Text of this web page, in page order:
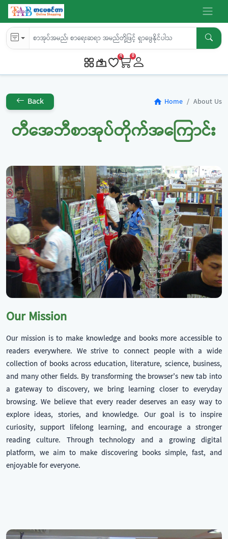
0 0
Back home Home About Us
တီအေဘီစာအုပ်တိုက်အကြောင်း
Our Mission
Our mission is to make knowledge and books more accessible to
readers everywhere. We strive to connect people with a wide
collection of books across education, literature, science, business,
and many other fields. By transforming the browser’s new tab into
a gateway to discovery, we bring learning closer to everyday
browsing. We believe that every reader deserves an easy way to
explore ideas, stories, and knowledge. Our goal is to inspire
curiosity, support lifelong learning, and encourage a stronger
reading culture. Through technology and a growing digital
platform, we aim to make discovering books simple, fast, and
enjoyable for everyone.